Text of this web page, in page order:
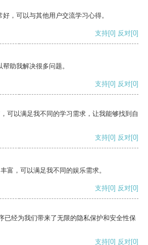
，可以与其他用户交流学习心得。
支持[0] 反对[0]
助我解决很多问题。
支持[0] 反对[0]
可以满足我不同的学习需求，让我能够找到自
支持[0] 反对[0]
富，可以满足我不同的娱乐需求。
支持[0] 反对[0]
已经为我们带来了无限的隐私保护和安全性保
支持[0] 反对[0]